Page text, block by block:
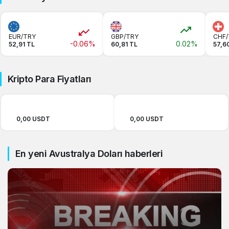
EUR/TRY
52,91 TL
-0.06%
GBP/TRY
60,81 TL
0.02%
Kripto Para Fiyatları
0,00 USDT 0,00 USDT
En yeni Avustralya Doları haberleri